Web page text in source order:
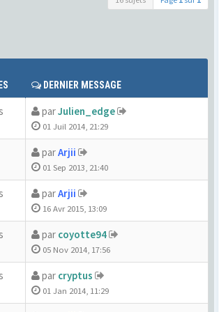
DERNIER MESSAGE
parJulien_edge
01 Juil 2014, 21:29
parArjii
01 Sep 2013, 21:40
parArjii
16 Avr 2015, 13:09
par coyotte94
05 Nov 2014, 17:56
par cryptus
01 Jan 2014, 11:29